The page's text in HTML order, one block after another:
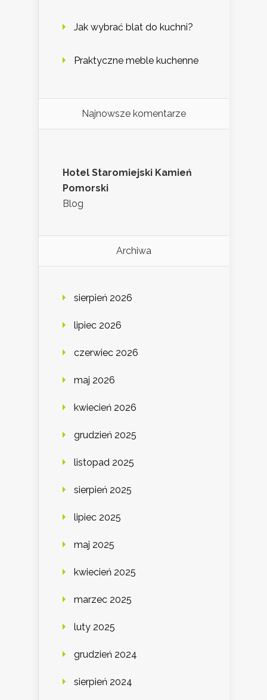
Jak wybrać blat do kuchni?
Praktyczne meble kuchenne
Najnowsze komentarze
Hotel Staromiejski Kamień
Pomorski
Blog
Archiwa
sierpień 2026
lipiec 2026
czerwiec 2026
maj 2026
kwiecień 2026
grudzień 2025
listopad 2025
sierpień 2025
lipiec 2025
maj 2025
kwiecień 2025
marzec 2025
luty 2025
grudzień 2024
sierpień 2024